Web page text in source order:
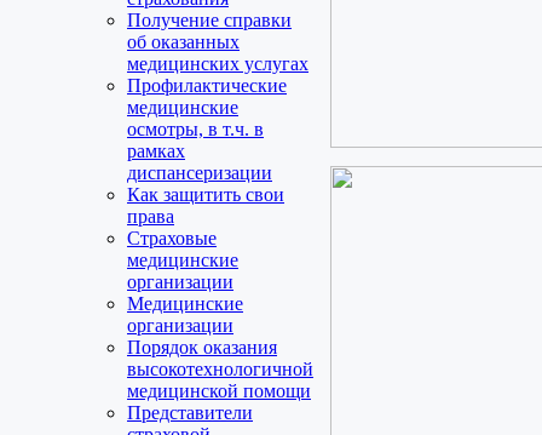
Получение справки
об оказанных
медицинских услугах
Профилактические
медицинские
осмотры, в т.ч. в
рамках
диспансеризации
Как защитить свои
права
Страховые
медицинские
организации
Медицинские
организации
Порядок оказания
высокотехнологичной
медицинской помощи
Представители